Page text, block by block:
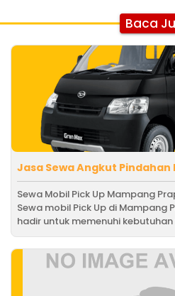
Baca
Jasa Sewa Angkut Pindahan
Sewa Mobil Pick Up Mampang
Sewa mobil Pick Up di
hadir untuk memenuhi